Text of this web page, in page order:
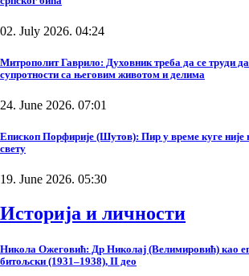
02. July 2026. 04:24
Митрополит Гаврило: Духовник треба да се труди
супротности са његовим животом и делима
24. June 2026. 07:01
Епископ Порфирије (Шутов): Пир у време куге
свету
19. June 2026. 05:30
Историја и личности
Никола Ожеговић: Др Николај (Велимировић) као
битољски (1931–1938), II део